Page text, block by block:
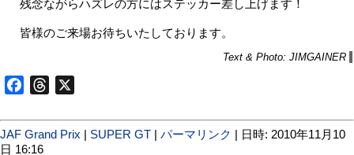
残念ながらハズレの方にはステッカー差し上げます！
皆様のご来場お待ちいたしております。
Text & Photo: JIMGAINER
FacebookThreads
JAF Grand Prix | SUPER GT | パーマリンク | 日時: 2010年11月10
日 16:16